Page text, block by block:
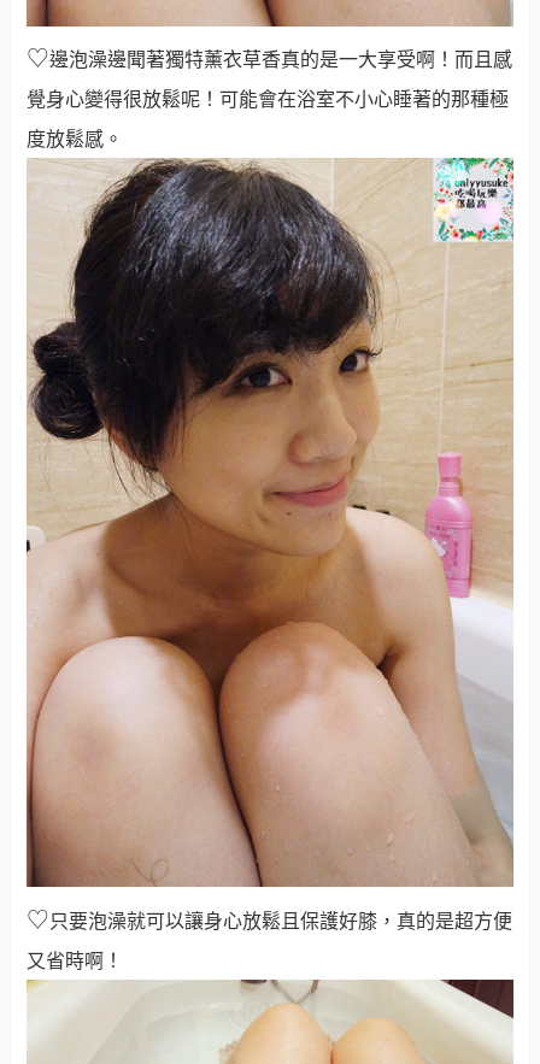
♡邊泡澡邊聞著獨特薰衣草香真的是一大享受啊！而且感
覺身心變得很放鬆呢！可能會在浴室不小心睡著的那種極
度放鬆感。
♡只要泡澡就可以讓身心放鬆且保護好膝，真的是超方便
又省時啊！